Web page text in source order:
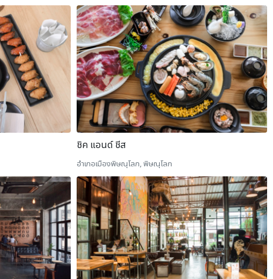
ชิค แอนด์ ชีส
อำเภอเมืองพิษณุโลก, พิษณุโลก